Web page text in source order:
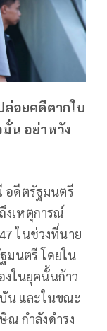
อยคดีตากใบ
น อย่าหวัง
อดีตรัฐมนตรี
งเหตุการณ์
ในช่วงที่นาย
มนตรี โดยใน
ในยุคนั้นก้าว
น และในขณะ
กำลังดำรง